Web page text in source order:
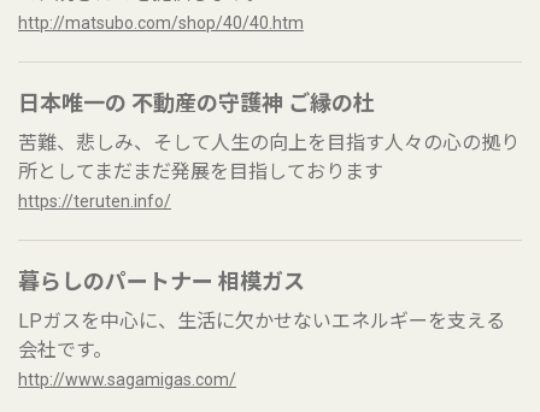
http://matsubo.com/shop/40/40.htm
日本唯一の 不動産の守護神 ご縁の杜
苦難、悲しみ、そして人生の向上を目指す人々の心の拠り
所としてまだまだ発展を目指しております
https://teruten.info/
暮らしのパートナー 相模ガス
LPガスを中心に、生活に欠かせないエネルギーを支える
会社です。
http://www.sagamigas.com/